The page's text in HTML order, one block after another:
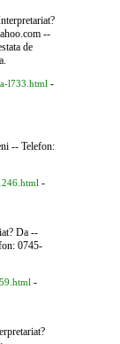
--
de
l733.html-
-- Telefon:
-
Da --
0745-
-